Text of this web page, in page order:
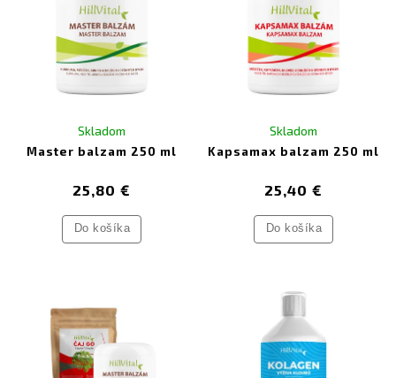
obnoviť a uvoľniť napäté svalstvo. Pre vnútorné použitie
sme pripravili bylinné
,extrakt z púpavy
bioaktívny kolagén , ktorý podporuje vitalitu kĺbov a šliach. S
produktmi HillVital môžete aktívne bojovať proti bolestiam
spojeným so spondylózou a zlepšiť svoju kvalitu života.
Master balzam 250 ml
Skladom
25,80 €
Do košíka
Kapsamax balzam 250 ml
Skladom
25,40 €
Do košíka